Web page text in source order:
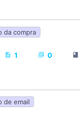
da compra
1 0
de email